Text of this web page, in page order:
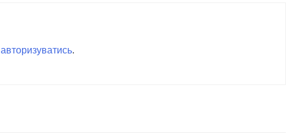
авторизуватись.